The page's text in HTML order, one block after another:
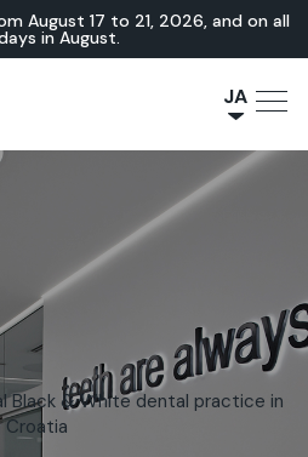
August 17 to 21, 2026, and on all
in August.
JA
IT
DE
Black & White dental practice in
Croatia